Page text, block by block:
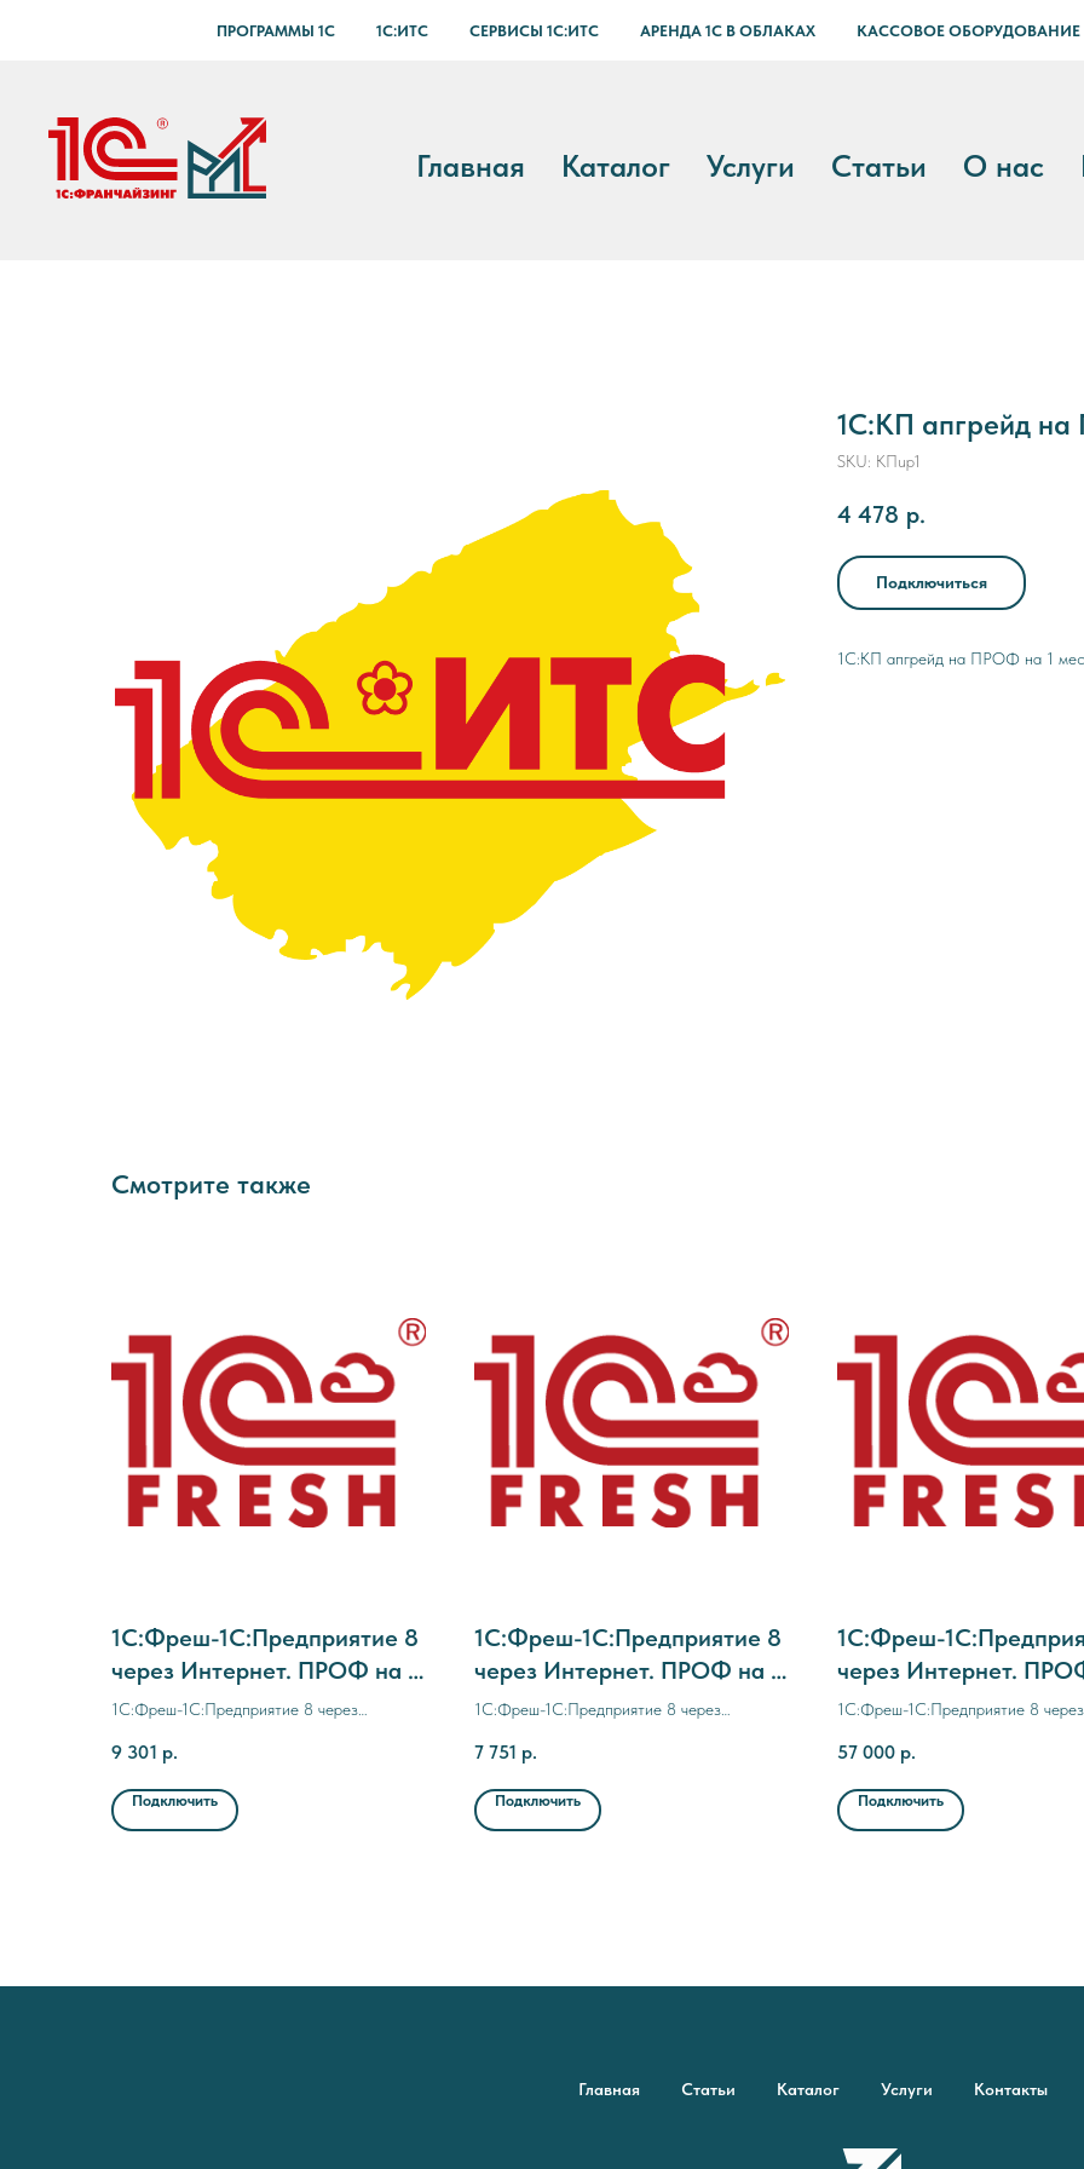
ПРОГРАММЫ 1С 1С:ИТС СЕРВИСЫ 1С:ИТС АРЕНДА 1С В ОБЛАКАХ КАССОВОЕ ОБОРУДОВАНИЕ
Главная Каталог Услуги Статьи О нас
1С:КП апгрейд
SKU: КПup1
4 478 р.
Подключиться
1С:КП апгрейд на ПРОФ на 1
Смотрите также
1C:Фреш-1C:Предприятие 8
через Интернет. ПРОФ на 1
мес. (с прерыванием
1C:Фреш-1C:Предприятие 8 через
договора)
9 301 р.
Подключить
1C:Фреш-1C:Предприятие 8
через Интернет. ПРОФ на 1
месяц
1C:Фреш-1C:Предприятие 8 через
7 751 р.
Подключить
1C:Фреш-
через Интернет.
12 месяцев
1C:Фреш-1C:Предприятие 8 через
57 000 р.
Подключить
Главная Статьи Каталог Услуги Контакты